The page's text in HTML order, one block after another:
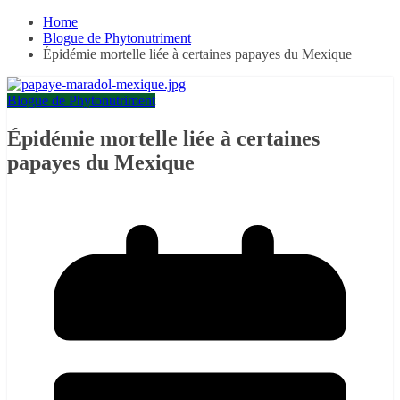
Home
Blogue de Phytonutriment
Épidémie mortelle liée à certaines papayes du Mexique
Blogue de Phytonutriment
Épidémie mortelle liée à certaines
papayes du Mexique